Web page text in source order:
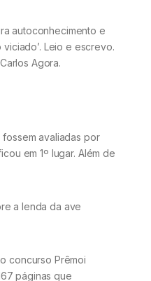
autoconhecimento e
Leio e escrevo.
Agora.
avaliadas por
em 1º lugar. Além de
a lenda da ave
concurso Prêmoi
páginas que